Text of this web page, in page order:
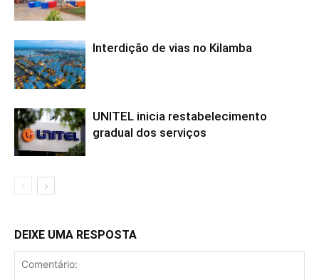
Interdição de vias no Kilamba
UNITEL inicia restabelecimento
gradual dos serviços
DEIXE UMA RESPOSTA